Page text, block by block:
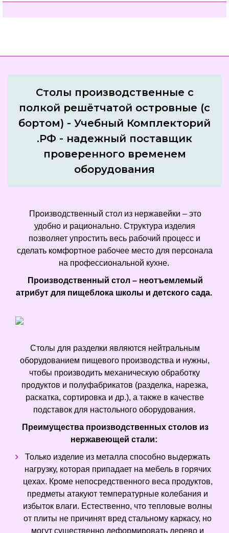
Столы производственные с
полкой решётчатой островные (с
бортом) - Учебный Комплекторий
.РФ - надежный поставщик
проверенного временем
оборудования
Производственный стол из нержавейки – это
удобно и рационально. Структура изделия
позволяет упростить весь рабочий процесс и
сделать комфортное рабочее место для персонала
на профессиональной кухне.
Производственный стол – неотъемлемый
атрибут для пищеблока школы и детского сада.
Столы для разделки являются нейтральным
оборудованием пищевого производства и нужны,
чтобы производить механическую обработку
продуктов и полуфабрикатов (разделка, нарезка,
раскатка, сортировка и др.), а также в качестве
подставок для настольного оборудования.
Преимущества производственных столов из
нержавеющей стали:
Только изделие из металла способно выдержать
нагрузку, которая припадает на мебель в горячих
цехах. Кроме непосредственного веса продуктов,
предметы атакуют температурные колебания и
избыток влаги. Естественно, что тепловые волны
от плиты не причинят вред стальному каркасу, но
могут существенно деформировать дерево и